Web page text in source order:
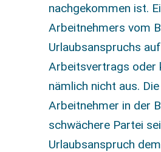
nachgekommen ist.
Arbeitnehmers vom
Urlaubsanspruchs
Arbeitsvertrags oder
nämlich nicht aus.
Arbeitnehmer in der
schwächere Partei
Urlaubsanspruch